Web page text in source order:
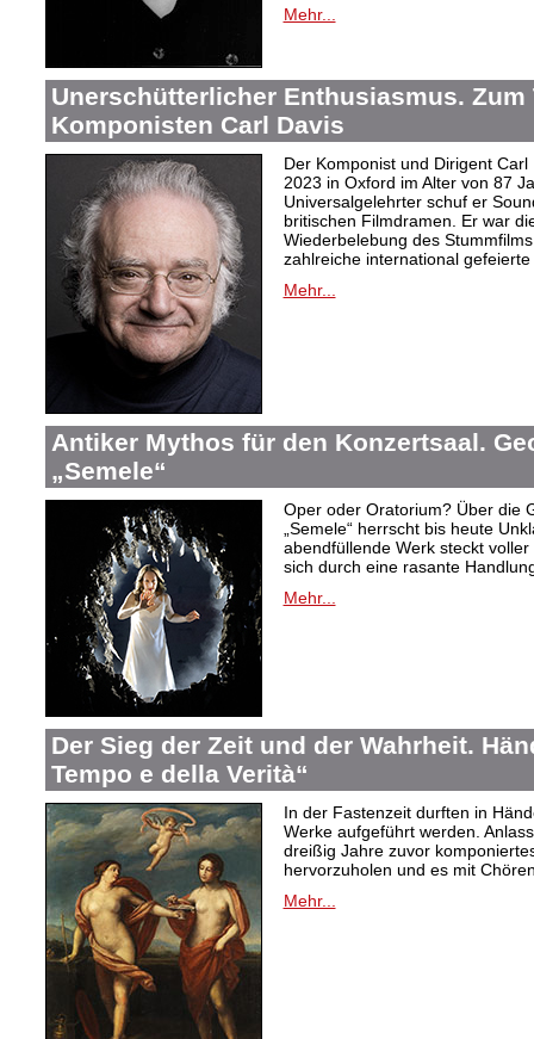
Mehr...
Unerschütterlicher Enthusiasmus. Zum
Komponisten Carl Davis
Der Komponist und Dirigent
2023 in Oxford im Alter von 87
Universalgelehrter schuf er
britischen Filmdramen. Er war
Wiederbelebung des
zahlreiche international
Mehr...
Antiker Mythos für den Konzertsaal.
„Semele“
Oper oder Oratorium? Über die
„Semele“ herrscht bis heute
abendfüllende Werk steckt
sich durch eine rasante
Mehr...
Der Sieg der Zeit und der Wahrheit.
Tempo e della Verità“
In der Fastenzeit durften in
Werke aufgeführt werden.
dreißig Jahre zuvor
hervorzuholen und es mit
Mehr...